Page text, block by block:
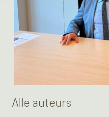
Alle auteurs